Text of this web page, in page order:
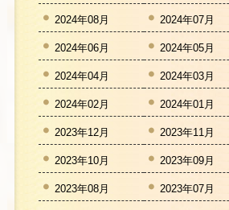
2024年08月 2024年07月
2024年06月 2024年05月
2024年04月 2024年03月
2024年02月 2024年01月
2023年12月 2023年11月
2023年10月 2023年09月
2023年08月 2023年07月